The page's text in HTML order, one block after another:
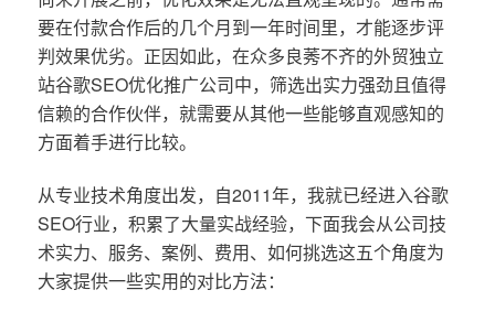
要在付款合作后的几个月到一年时间里，才能逐步评
判效果优劣。正因如此，在众多良莠不齐的外贸独立
站谷歌SEO优化推广公司中，筛选出实力强劲且值得
信赖的合作伙伴，就需要从其他一些能够直观感知的
方面着手进行比较。
从专业技术角度出发，自2011年，我就已经进入谷歌
SEO行业，积累了大量实战经验，下面我会从公司技
术实力、服务、案例、费用、如何挑选这五个角度为
大家提供一些实用的对比方法：